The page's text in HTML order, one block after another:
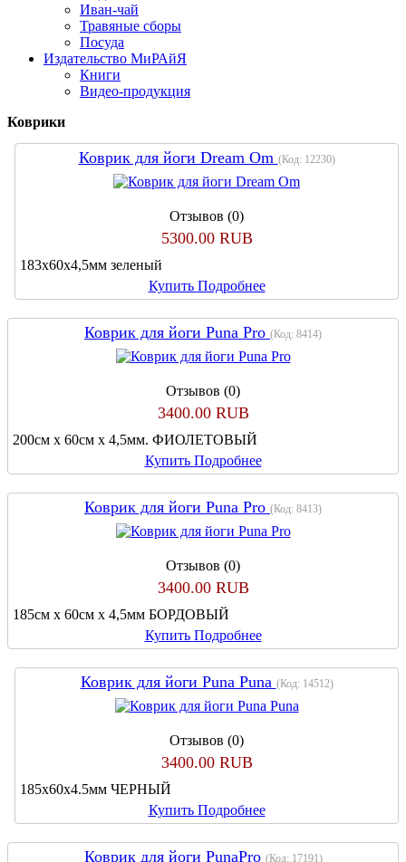
Иван-чай
Травяные сборы
Посуда
Издательство МиРАйЯ
Книги
Видео-продукция
Коврики
Коврик для йоги Dream Om (Код: 12230)
Отзывов (0)
5300.00 RUB
183х60х4,5мм зеленый
Купить Подробнее
Коврик для йоги Puna Pro (Код: 8414)
Отзывов (0)
3400.00 RUB
200см х 60см х 4,5мм. ФИОЛЕТОВЫЙ
Купить Подробнее
Коврик для йоги Puna Pro (Код: 8413)
Отзывов (0)
3400.00 RUB
185см х 60см х 4,5мм БОРДОВЫЙ
Купить Подробнее
Коврик для йоги Puna Puna (Код: 14512)
Отзывов (0)
3400.00 RUB
185х60х4.5мм ЧЕРНЫЙ
Купить Подробнее
Коврик для йоги PunaPro (Код: 17191)